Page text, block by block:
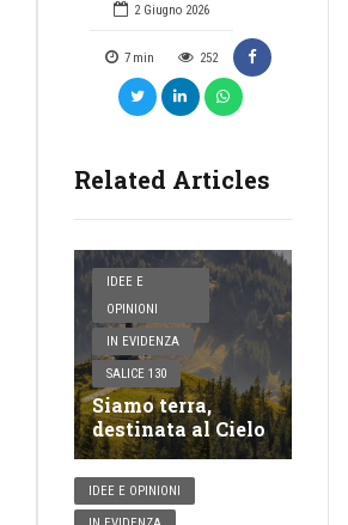
2 Giugno 2026
7 min 252
Related Articles
IDEE E
OPINIONI
IN EVIDENZA
SALICE 130
Siamo terra,
destinata al Cielo
IDEE E OPINIONI